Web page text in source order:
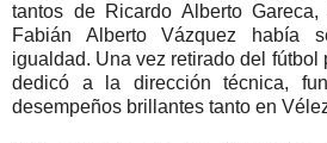
tantos de Ricardo Alberto
Fabián Alberto Vázquez había
igualdad. Una vez retirado del fútbol
dedicó a la dirección técnica,
desempeños brillantes tanto en